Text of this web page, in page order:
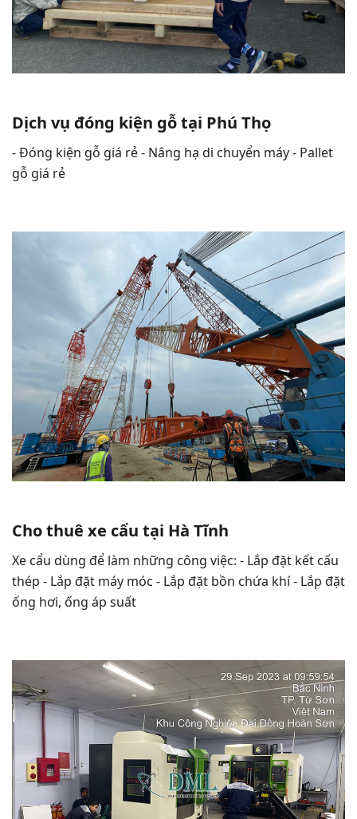
Dịch vụ đóng kiện gỗ tại Phú Thọ
- Đóng kiện gỗ giá rẻ - Nâng hạ di chuyển máy - Pallet
gỗ giá rẻ
Cho thuê xe cẩu tại Hà Tĩnh
Xe cẩu dùng để làm những công việc: - Lắp đặt kết cấu
thép - Lắp đặt máy móc - Lắp đặt bồn chứa khí - Lắp đặt
ống hơi, ống áp suất